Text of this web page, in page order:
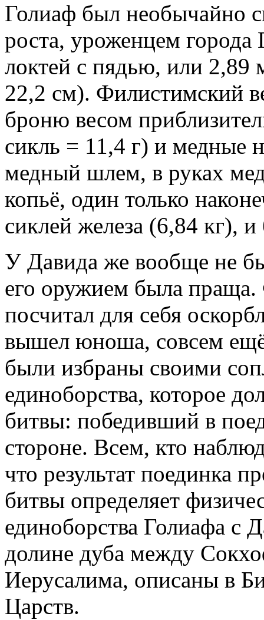
Голиаф был необычайно
роста, уроженцем
локтей с пядью, или 2,89
22,2 см). Филистимский
броню весом
сикль = 11,4 г) и медные
медный шлем, в руках
копьё, один только
сиклей железа (6,84 кг),
У Давида же вообще не
его оружием была
посчитал для себя
вышел юноша, совсем
были избраны своими
единоборства, которое
битвы: победивший в
стороне. Всем, кто
что результат поединка
битвы определяет
единоборства Голиафа с
долине дуба между
Иерусалима, описаны в
Царств.